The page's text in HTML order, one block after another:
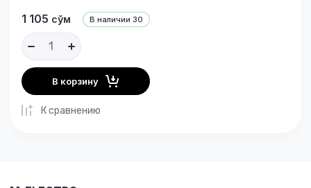
В наличии 30
1 105 сўм
В корзину
К сравнению